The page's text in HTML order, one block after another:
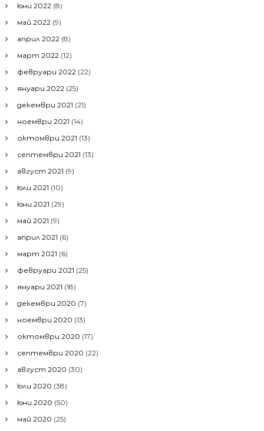
юни 2022 (8)
май 2022 (9)
април 2022 (8)
март 2022 (12)
февруари 2022 (22)
януари 2022 (25)
декември 2021 (21)
ноември 2021 (14)
октомври 2021 (13)
септември 2021 (13)
август 2021 (9)
юли 2021 (10)
юни 2021 (29)
май 2021 (9)
април 2021 (6)
март 2021 (6)
февруари 2021 (25)
януари 2021 (18)
декември 2020 (7)
ноември 2020 (13)
октомври 2020 (17)
септември 2020 (22)
август 2020 (30)
юли 2020 (38)
юни 2020 (50)
май 2020 (25)